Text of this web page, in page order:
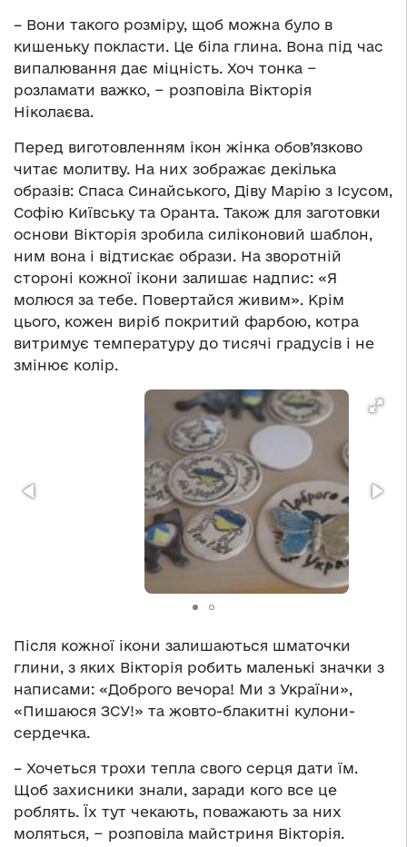
– Вони такого розміру, щоб можна було в
кишеньку покласти. Це біла глина. Вона під час
випалювання дає міцність. Хоч тонка −
розламати важко, − розповіла Вікторія
Ніколаєва.
Перед виготовленням ікон жінка обов’язково
читає молитву. На них зображає декілька
образів: Спаса Синайського, Діву Марію з Ісусом,
Софію Київську та Оранта. Також для заготовки
основи Вікторія зробила силіконовий шаблон,
ним вона і відтискає образи. На зворотній
стороні кожної ікони залишає надпис: «Я
молюся за тебе. Повертайся живим». Крім
цього, кожен виріб покритий фарбою, котра
витримує температуру до тисячі градусів і не
змінює колір.
Після кожної ікони залишаються шматочки
глини, з яких Вікторія робить маленькі значки з
написами: «Доброго вечора! Ми з України»,
«Пишаюся ЗСУ!» та жовто-блакитні кулони-
сердечка.
– Хочеться трохи тепла свого серця дати їм.
Щоб захисники знали, заради кого все це
роблять. Їх тут чекають, поважають за них
моляться, − розповіла майстриня Вікторія.